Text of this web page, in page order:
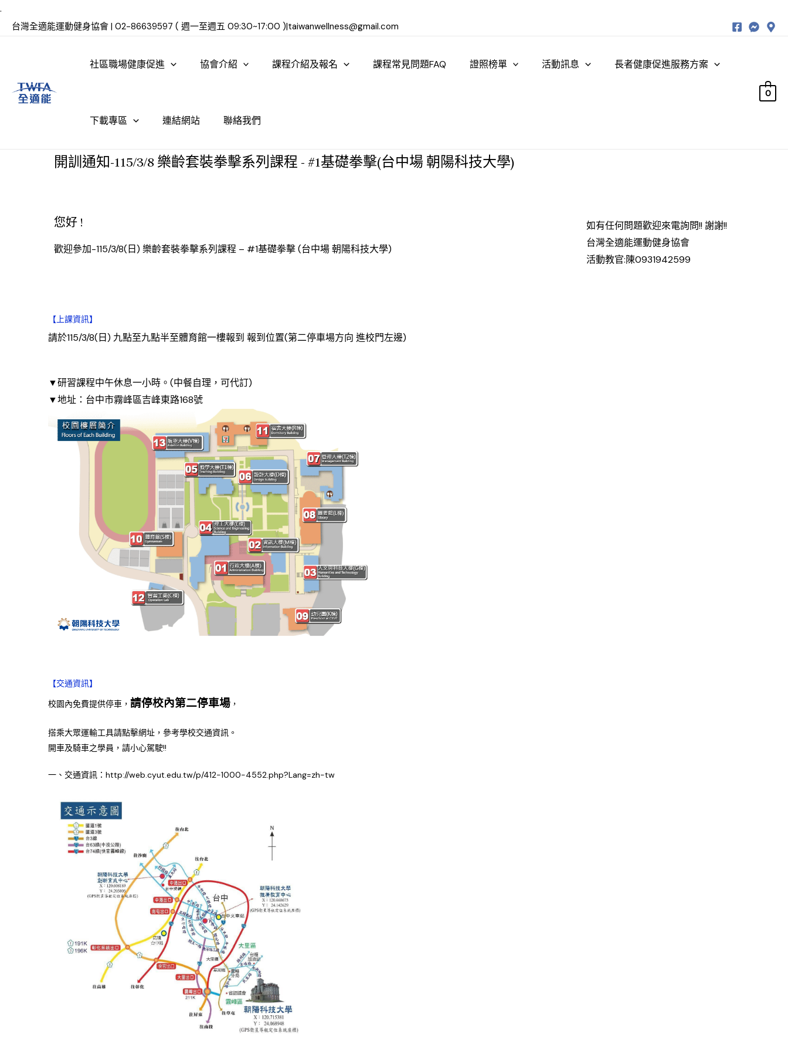
.
台灣全適能運動健身協會 | 02-86639597 ( 週一至週五 09:30~17:00 )|taiwanwellness@gmail.com
社區職場健康促進 協會介紹 課程介紹及報名 課程常見問題FAQ 證照榜單 活動訊息 長者健康促進服務方案
下載專區 連結網站 聯絡我們
0
開訓通知-115/3/8 樂齡套裝拳擊系列課程 - #1基礎拳擊(台中場 朝陽科技大學)
您好 !
歡迎參加-115/3/8(日) 樂齡套裝拳擊系列課程 – #1基礎拳擊 (台中場 朝陽科技大學)
如有任何問題歡迎來電詢問!! 謝謝!!
台灣全適能運動健身協會
活動教官:陳0931942599
【上課資訊】
請於115/3/8(日) 九點至九點半至體育館一樓報到 報到位置(第二停車場方向 進校門左邊)
▼研習課程中午休息一小時。(中餐自理，可代訂)
▼地址：台中市霧峰區吉峰東路168號
【交通資訊】
校園內免費提供停車， 請停校內第二停車場 ，
搭乘大眾運輸工具請點擊網址，參考學校交通資訊。
開車及騎車之學員，請小心駕駛!!
一、交通資訊：http://web.cyut.edu.tw/p/412-1000-4552.php?Lang=zh-tw